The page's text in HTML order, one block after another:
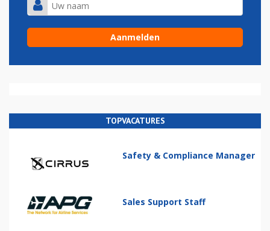
TOPVACATURES
Safety & Compliance Manager
Sales Support Staff